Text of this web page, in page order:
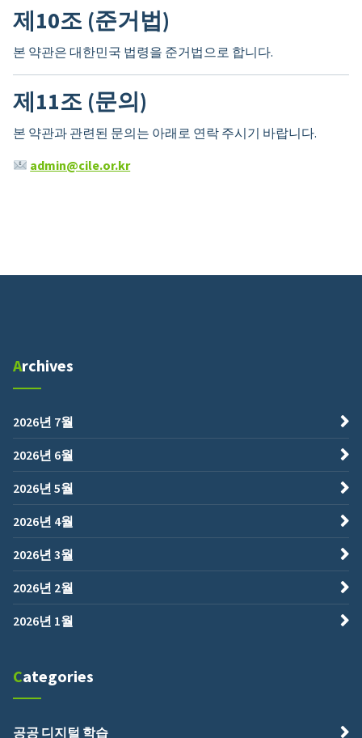
제10조 (준거법)
본 약관은 대한민국 법령을 준거법으로 합니다.
제11조 (문의)
본 약관과 관련된 문의는 아래로 연락 주시기 바랍니다.
admin@cile.or.kr
Archives
2026년 7월
2026년 6월
2026년 5월
2026년 4월
2026년 3월
2026년 2월
2026년 1월
Categories
공공 디지털 학습